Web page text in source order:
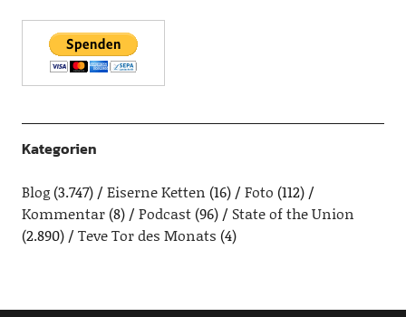
Kategorien
Blog(3.747) Eiserne Ketten (16) Foto (112)
Kommentar(8) Podcast(96)
State of the Union
(2.890)
Teve Tor des Monats (4)